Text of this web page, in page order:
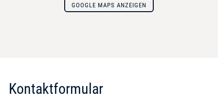
GOOGLE MAPS ANZEIGEN
Kontaktformular